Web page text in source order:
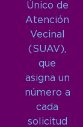
Único de
Atención
Vecinal
(SUAV),
que
asigna un
número a
cada
solicitud